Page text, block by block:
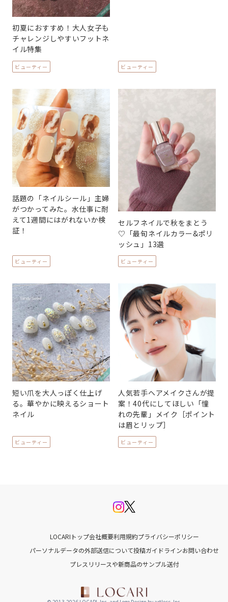
初夏におすすめ！大人女子も
チャレンジしやすいフットネ
イル特集
ビューティー ビューティー
話題の「ネイルシール」主婦
がつかってみた。水仕事に耐
えて1週間にはがれないか検
証！
ビューティー
セルフネイルで秋をまとう
♡「最旬ネイルカラー&ポリ
ッシュ」13選
ビューティー
短い爪を大人っぽく仕上げ
る。華やかに映えるショート
ネイル
ビューティー
人気若手ヘアメイクさんが提
案！40代にしてほしい「憧
れの先輩」メイク［ポイント
は眉とリップ］
ビューティー
LOCARIトップ会社概要利用規約プライバシーポリシー
パーソナルデータの外部送信について投稿ガイドラインお問い合わせ
プレスリリースや新商品のサンプル送付